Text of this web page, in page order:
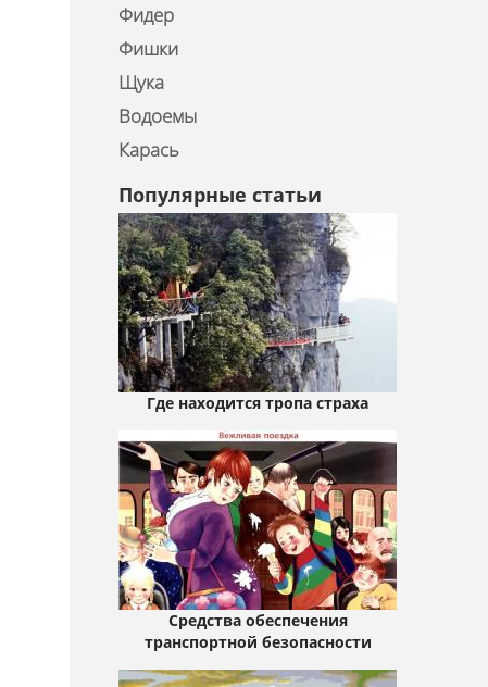
Фидер
Фишки
Щука
Водоемы
Карась
Популярные статьи
Где находится тропа страха
Средства обеспечения
транспортной безопасности